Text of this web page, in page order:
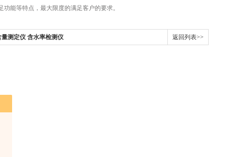
能等特点，最大限度的满足客户的要求。
测定仪 含水率检测仪 返回列表>>